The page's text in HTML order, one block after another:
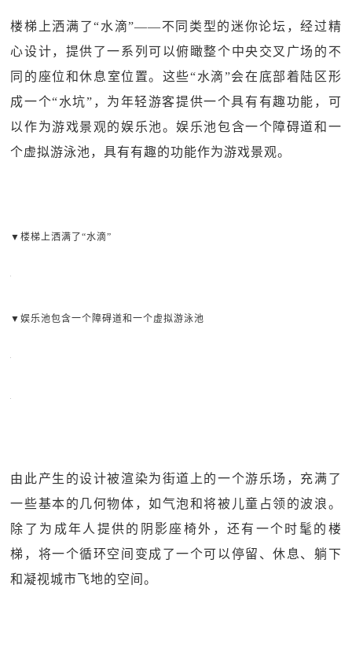
楼梯上洒满了“水滴”——不同类型的迷你论坛，经过精
心设计，提供了一系列可以俯瞰整个中央交叉广场的不
同的座位和休息室位置。这些“水滴”会在底部着陆区形
成一个“水坑”，为年轻游客提供一个具有有趣功能，可
以作为游戏景观的娱乐池。娱乐池包含一个障碍道和一
个虚拟游泳池，具有有趣的功能作为游戏景观。
▼楼梯上洒满了“水滴”
▼娱乐池包含一个障碍道和一个虚拟游泳池
由此产生的设计被渲染为街道上的一个游乐场，充满了
一些基本的几何物体，如气泡和将被儿童占领的波浪。
除了为成年人提供的阴影座椅外，还有一个时髦的楼
梯，将一个循环空间变成了一个可以停留、休息、躺下
和凝视城市飞地的空间。